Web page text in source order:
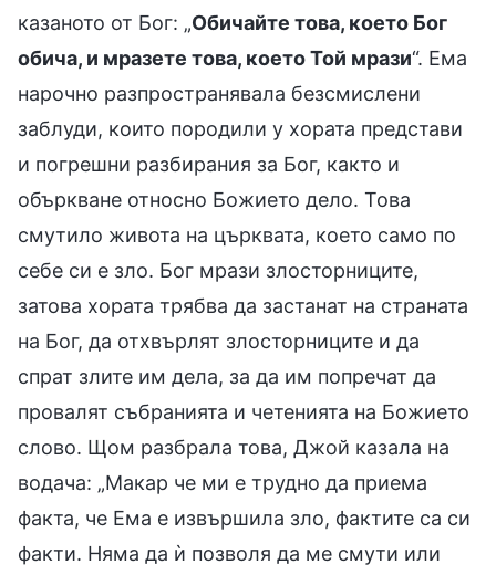
казаното от Бог: „Обичайте това, което Бог
обича, и мразете това, което Той мрази“. Ема
нарочно разпространявала безсмислени
заблуди, които породили у хората представи
и погрешни разбирания за Бог, както и
объркване относно Божието дело. Това
смутило живота на църквата, което само по
себе си е зло. Бог мрази злосторниците,
затова хората трябва да застанат на страната
на Бог, да отхвърлят злосторниците и да
спрат злите им дела, за да им попречат да
провалят събранията и четенията на Божието
слово. Щом разбрала това, Джой казала на
водача: „Макар че ми е трудно да приема
факта, че Ема е извършила зло, фактите са си
факти. Няма да ѝ позволя да ме смути или